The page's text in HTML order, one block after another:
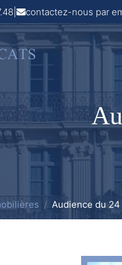
contactez-nous par
Audience du